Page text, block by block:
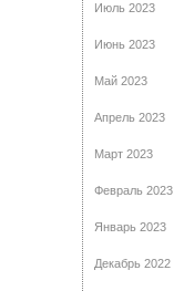
Июль 2023
Июнь 2023
Май 2023
Апрель 2023
Март 2023
Февраль 2023
Январь 2023
Декабрь 2022